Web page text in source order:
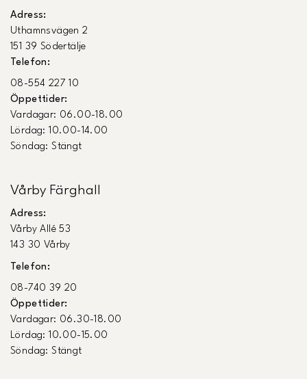
Adress:
Uthamnsvägen 2
151 39 Södertälje
Telefon:
08-554 227 10
Öppettider:
Vardagar: 06.00-18.00
Lördag: 10.00-14.00
Söndag: Stängt
Vårby Färghall
Adress:
Vårby Allé 53
143 30 Vårby
Telefon:
08-740 39 20
Öppettider:
Vardagar: 06.30-18.00
Lördag: 10.00-15.00
Söndag: Stängt